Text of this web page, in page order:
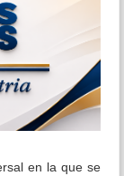
en la que se